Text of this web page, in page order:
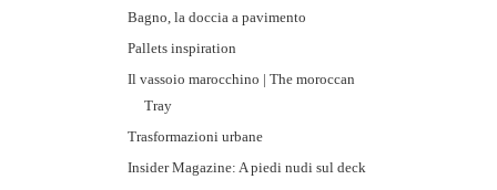
Bagno, la doccia a pavimento
Pallets inspiration
Il vassoio marocchino | The moroccan
Tray
Trasformazioni urbane
Insider Magazine: A piedi nudi sul deck